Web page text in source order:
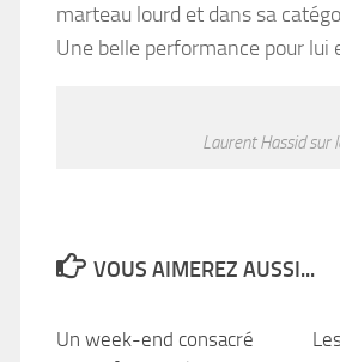
marteau lourd et dans sa
Une belle performance pour lui
Laurent Hassid sur
VOUS AIMEREZ AUSSI...
Un week-end consacré